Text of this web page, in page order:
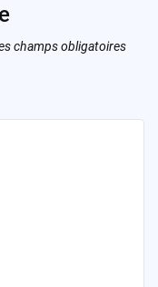
champs obligatoires